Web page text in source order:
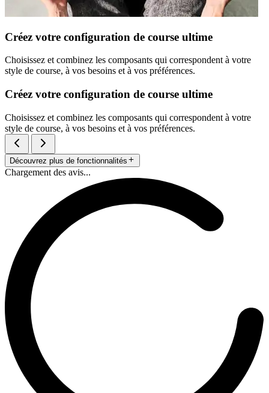
Créez votre configuration de course ultime
Choisissez et combinez les composants qui correspondent à votre
style de course, à vos besoins et à vos préférences.
Créez votre configuration de course ultime
Choisissez et combinez les composants qui correspondent à votre
style de course, à vos besoins et à vos préférences.
Découvrez plus de fonctionnalités
Chargement des avis...